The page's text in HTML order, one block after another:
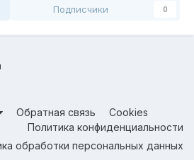
Подписчики 0
Обратная связь
Cookies
Политика конфиденциальности
обработки персональных данных